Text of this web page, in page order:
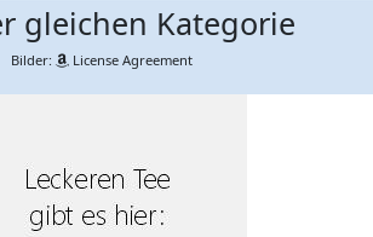
gleichen Kategorie
Bilder: License Agreement